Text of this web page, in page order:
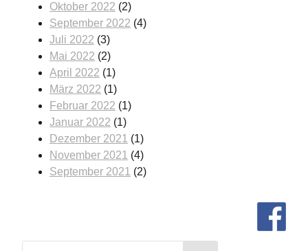
Oktober 2022 (2)
September 2022 (4)
Juli 2022 (3)
Mai 2022 (2)
April 2022 (1)
März 2022 (1)
Februar 2022 (1)
Januar 2022 (1)
Dezember 2021 (1)
November 2021 (4)
September 2021 (2)